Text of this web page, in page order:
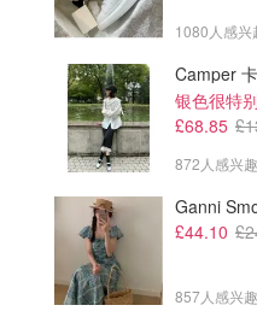
Bernardelli Store 1080人感兴
Camper
银色很特
£68.85
872人感兴趣
£44.10
857人感兴趣